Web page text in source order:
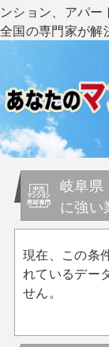
ンション、アパ
全国の専門家が解
岐阜県
に強い
現在、この条
れているデー
せん。